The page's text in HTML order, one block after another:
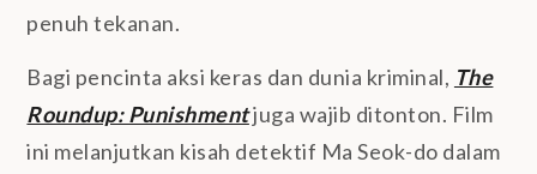
penuh tekanan.
Bagi pencinta aksi keras dan dunia kriminal, The
Roundup: Punishmentjuga wajib ditonton. Film
ini melanjutkan kisah detektif Ma Seok-do dalam